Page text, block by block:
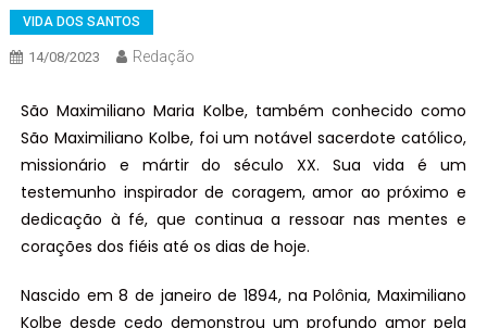
VIDA DOS SANTOS
14/08/2023 Redação
São Maximiliano Maria Kolbe, também conhecido como
São Maximiliano Kolbe, foi um notável sacerdote católico,
missionário e mártir do século XX. Sua vida é um
testemunho inspirador de coragem, amor ao próximo e
dedicação à fé, que continua a ressoar nas mentes e
corações dos fiéis até os dias de hoje.
Nascido em 8 de janeiro de 1894, na Polônia, Maximiliano
Kolbe desde cedo demonstrou um profundo amor pela